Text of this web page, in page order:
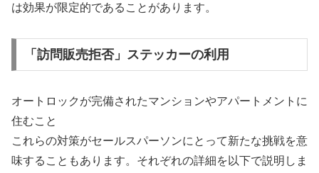
は効果が限定的であることがあります。
「訪問販売拒否」ステッカーの利用
オートロックが完備されたマンションやアパートメントに
住むこと
これらの対策がセールスパーソンにとって新たな挑戦を意
味することもあります。それぞれの詳細を以下で説明しま